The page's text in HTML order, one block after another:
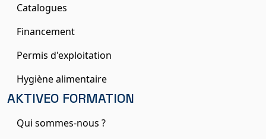
Catalogues
Financement
Permis d'exploitation
Hygiène alimentaire
AKTIVEO FORMATION
Qui sommes-nous ?